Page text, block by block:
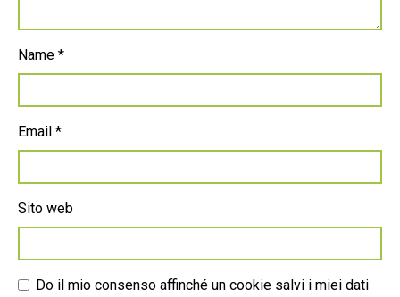
Name *
Email *
Sito web
Do il mio consenso affinché un cookie salvi i miei dati